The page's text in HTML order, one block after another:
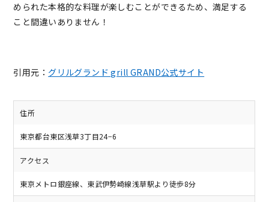
められた本格的な料理が楽しむことができるため、満足する
こと間違いありません！
引用元： グリルグランド grill GRAND公式サイト
住所
東京都台東区浅草3丁目24−6
アクセス
東京メトロ銀座線、東武伊勢崎線浅草駅より徒歩8分